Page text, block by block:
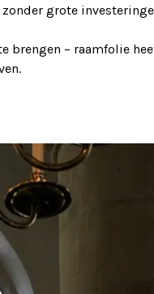
grote
brengen – raamfolie